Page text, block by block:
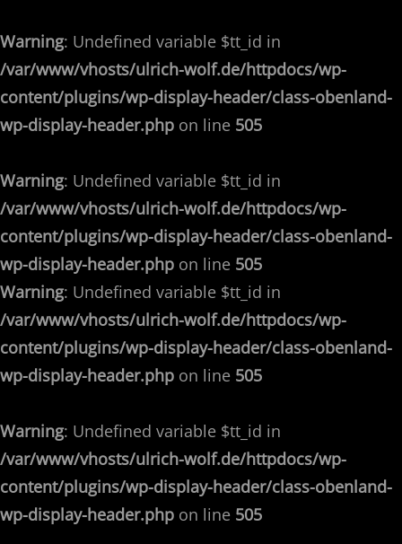
Warning: Undefined variable $tt_id in
/var/www/vhosts/ulrich-wolf.de/httpdocs/wp-
content/plugins/wp-display-header/class-obenland-
wp-display-header.php on line 505
Warning: Undefined variable $tt_id in
/var/www/vhosts/ulrich-wolf.de/httpdocs/wp-
content/plugins/wp-display-header/class-obenland-
wp-display-header.php on line 505
Warning: Undefined variable $tt_id in
/var/www/vhosts/ulrich-wolf.de/httpdocs/wp-
content/plugins/wp-display-header/class-obenland-
wp-display-header.php on line 505
Warning: Undefined variable $tt_id in
/var/www/vhosts/ulrich-wolf.de/httpdocs/wp-
content/plugins/wp-display-header/class-obenland-
wp-display-header.php on line 505